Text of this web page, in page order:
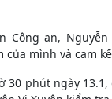
Công an,
của mình và cam
30 phút ngày